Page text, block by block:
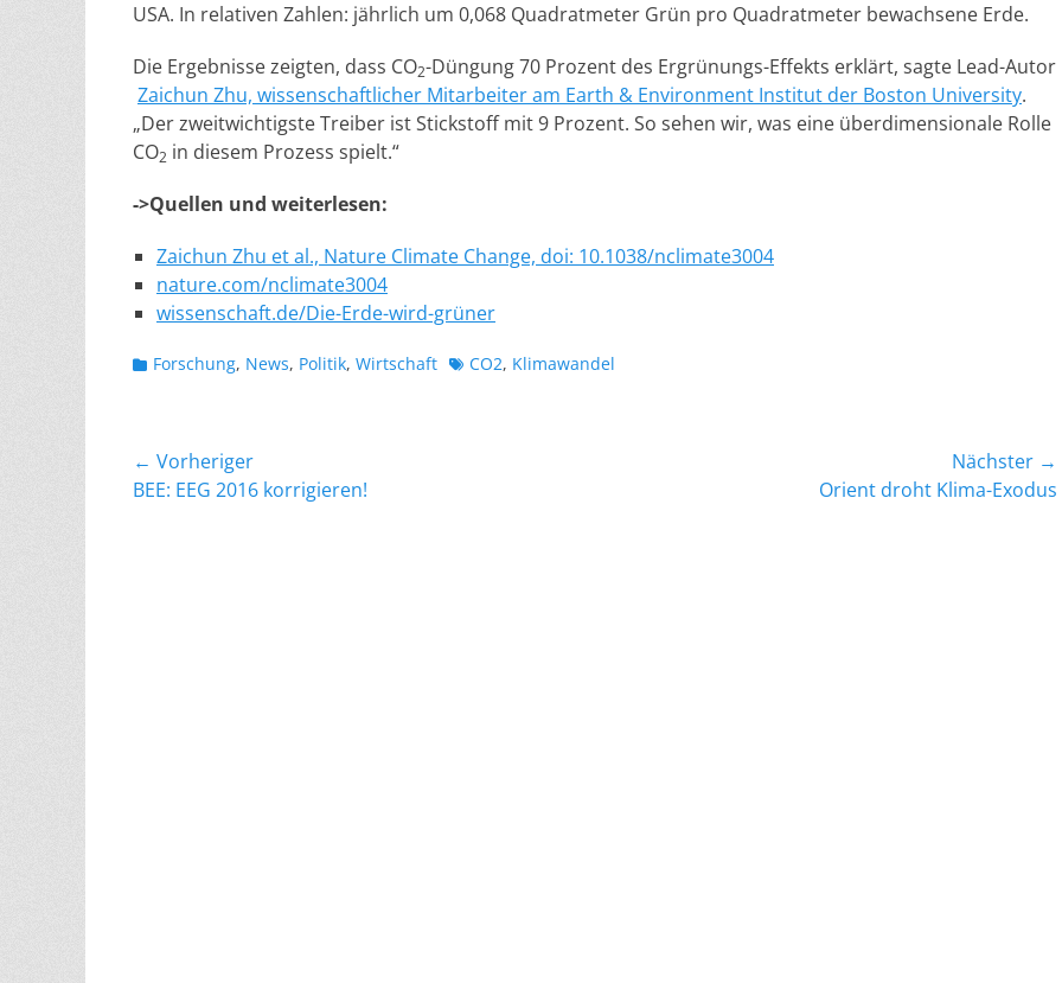
USA. In relativen Zahlen: jährlich um 0,068 Quadratmeter Grün pro Quadratmeter bewachsene Erde.
Die Ergebnisse zeigten, dass CO2-Düngung 70 Prozent des Ergrünungs-Effekts erklärt, sagte Lead-Autor
Zaichun Zhu, wissenschaftlicher Mitarbeiter am Earth & Environment Institut der Boston University.
„Der zweitwichtigste Treiber ist Stickstoff mit 9 Prozent. So sehen wir, was eine überdimensionale Rolle
CO2 in diesem Prozess spielt.“
->Quellen und weiterlesen:
Zaichun Zhu et al., Nature Climate Change, doi: 10.1038/nclimate3004
nature.com/nclimate3004
wissenschaft.de/Die-Erde-wird-grüner
Kategorien
Forschung, News, Politik, Wirtschaft Schlagworte
CO2, Klimawandel
Beitragsnavigation
← Vorheriger
Vorheriger
BEE: EEG 2016 korrigieren!
Nächster →
Orient droht Klima-Exodus